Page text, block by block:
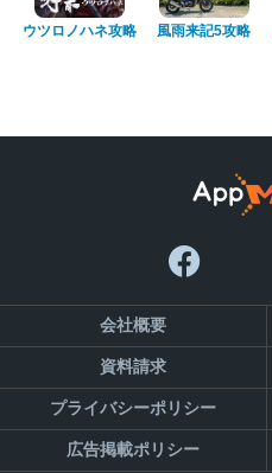
ウツロノハネ攻略 風雨来記5攻略
会社概要
資料請求
プライバシーポリシー
広告掲載ポリシー